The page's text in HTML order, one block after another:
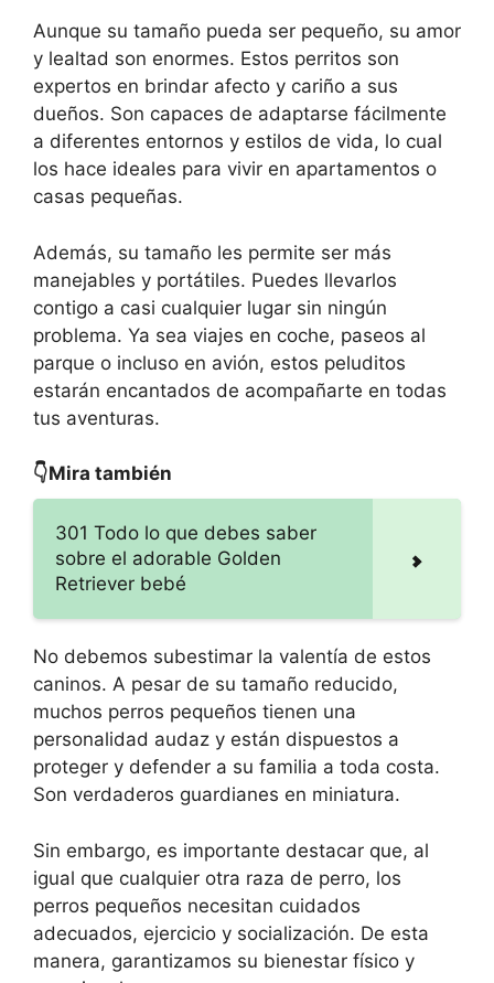
Aunque su tamaño pueda ser pequeño, su amor
y lealtad son enormes. Estos perritos son
expertos en brindar afecto y cariño a sus
dueños. Son capaces de adaptarse fácilmente
a diferentes entornos y estilos de vida, lo cual
los hace ideales para vivir en apartamentos o
casas pequeñas.
Además, su tamaño les permite ser más
manejables y portátiles. Puedes llevarlos
contigo a casi cualquier lugar sin ningún
problema. Ya sea viajes en coche, paseos al
parque o incluso en avión, estos peluditos
estarán encantados de acompañarte en todas
tus aventuras.
👇Mira también
301 Todo lo que debes saber
sobre el adorable Golden
Retriever bebé
No debemos subestimar la valentía de estos
caninos. A pesar de su tamaño reducido,
muchos perros pequeños tienen una
personalidad audaz y están dispuestos a
proteger y defender a su familia a toda costa.
Son verdaderos guardianes en miniatura.
Sin embargo, es importante destacar que, al
igual que cualquier otra raza de perro, los
perros pequeños necesitan cuidados
adecuados, ejercicio y socialización. De esta
manera, garantizamos su bienestar físico y